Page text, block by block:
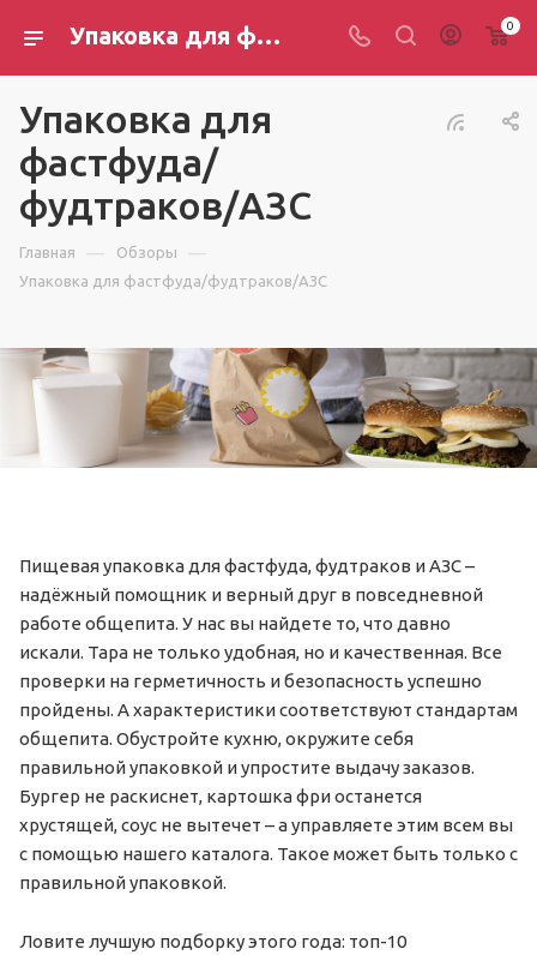
Упаковка для фастфуда/фудтраков/АЗС 0
Упаковка для
фастфуда/
фудтраков/АЗС
Главная — Обзоры —
Упаковка для фастфуда/фудтраков/АЗС
Пищевая упаковка для фастфуда, фудтраков и АЗС –
надёжный помощник и верный друг в повседневной
работе общепита. У нас вы найдете то, что давно
искали. Тара не только удобная, но и качественная. Все
проверки на герметичность и безопасность успешно
пройдены. А характеристики соответствуют стандартам
общепита. Обустройте кухню, окружите себя
правильной упаковкой и упростите выдачу заказов.
Бургер не раскиснет, картошка фри останется
хрустящей, соус не вытечет – а управляете этим всем вы
с помощью нашего каталога. Такое может быть только с
правильной упаковкой.
Ловите лучшую подборку этого года: топ-10